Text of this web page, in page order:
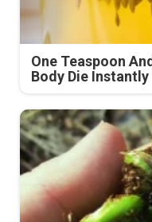
One Teaspoon
Body Die Instantly